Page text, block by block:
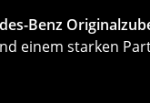
Benz
einem starken